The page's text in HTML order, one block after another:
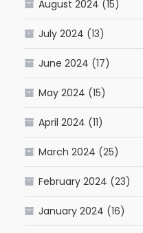
August 2024 (15)
July 2024 (13)
June 2024 (17)
May 2024 (15)
April 2024 (11)
March 2024 (25)
February 2024 (23)
January 2024 (16)